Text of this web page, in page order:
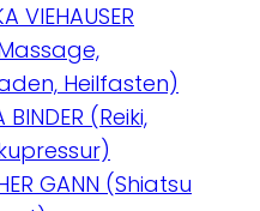
VIEHAUSER
Heilfasten)
BINDER (Reiki,
GANN (Shiatsu